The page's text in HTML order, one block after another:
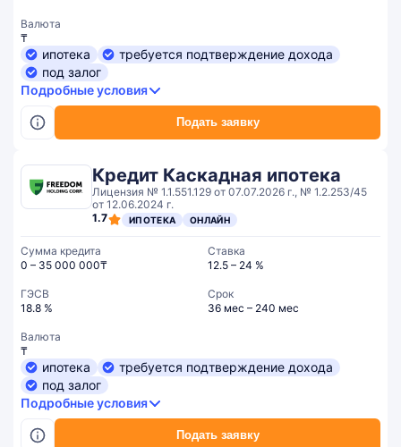
Подать заявку
Валюта
₸
ипотека
требуется подтверждение дохода
под залог
Подробные условия
Кредит Каскадная ипотека
Лицензия № 1.1.551.129 от 07.07.2026 г., № 1.2.253/45
от 12.06.2024 г.
1.7
ИПОТЕКА ОНЛАЙН
Подать заявку
Сумма кредита
0 – 35 000 000₸
Ставка
12.5 – 24 %
ГЭСВ
18.8 %
Срок
36 мес – 240 мес
Валюта
₸
ипотека
требуется подтверждение дохода
под залог
Подробные условия